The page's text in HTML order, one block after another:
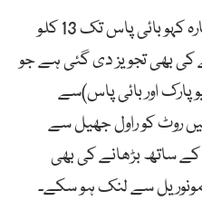
اس کے علاوہ فیض آباد سے بھارہ کہو بائی پاس تک 13 کلو
کی بھی تجویز دی گئی ہے جو
اور بائی پاس)سے
روٹ کو راول جھیل سے
ساتھ بڑھانے کی بھی
مونوریل سے لنک ہو سکے۔